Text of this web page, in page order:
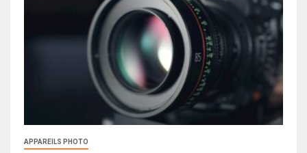
APPAREILS PHOTO